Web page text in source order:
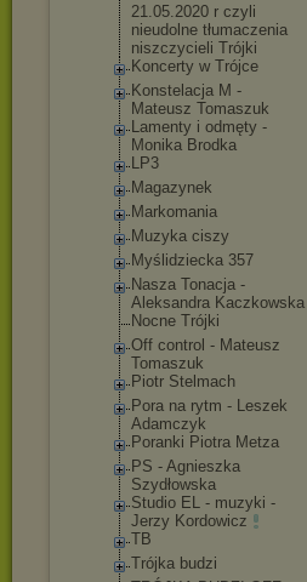
21.05.2020 r czyli
nieudolne tłumaczenia
niszczycieli Trójki
Koncerty w Trójce
Konstelacja M -
Mateusz Tomaszuk
Lamenty i odmęty -
Monika Brodka
LP3
Magazynek
Markomania
Muzyka ciszy
Myślidziecka 357
Nasza Tonacja -
Aleksandra Kaczkowska
Nocne Trójki
Off control - Mateusz
Tomaszuk
Piotr Stelmach
Pora na rytm - Leszek
Adamczyk
Poranki Piotra Metza
PS - Agnieszka
Szydłowska
Studio EL - muzyki -
Jerzy Kordowicz
TB
Trójka budzi